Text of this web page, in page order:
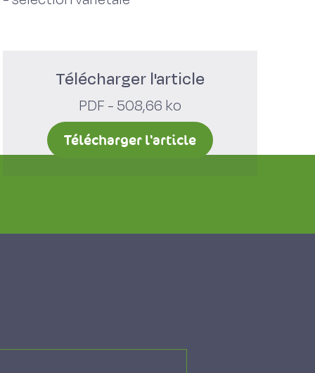
Télécharger l'article
PDF - 508,66 ko
Télécharger l'article